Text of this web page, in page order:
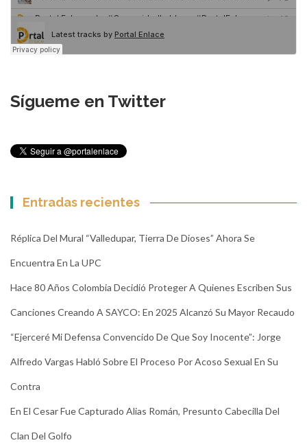
Sígueme en Twitter
Entradas recientes
Réplica Del Mural “Valledupar, Tierra De Dioses” Ahora Se
Encuentra En La UPC
Hace 80 Años Colombia Decidió Proteger A Quienes Escriben Sus
Canciones Creando A SAYCO: En 2025 Alcanzó Su Mayor Recaudo
“Ejerceré Mi Defensa Convencido De Que Soy Inocente”: Jorge
Alfredo Vargas Habló Sobre El Proceso Por Acoso Sexual En Su
Contra
En El Cesar Fue Capturado Alias Román, Presunto Cabecilla Del
Clan Del Golfo